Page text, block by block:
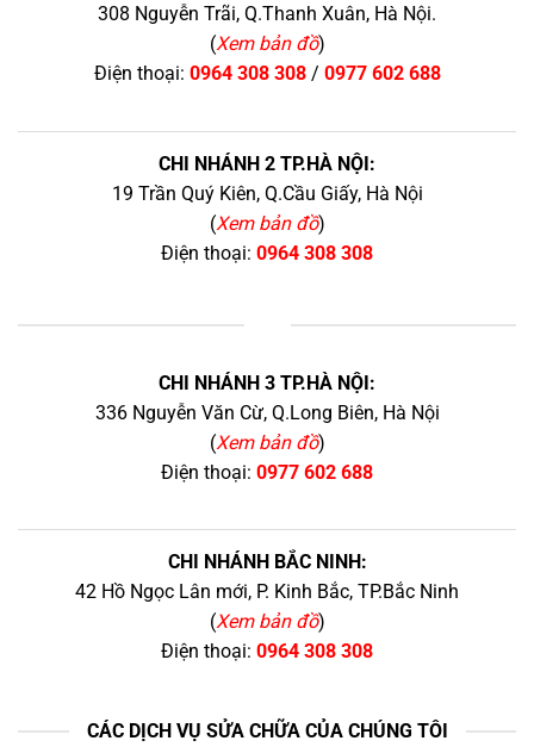
308 Nguyễn Trãi, Q.Thanh Xuân, Hà Nội.
(Xem bản đồ)
Điện thoại: 0964 308 308/ 0977 602 688
CHI NHÁNH 2 TP.HÀ NỘI:
19 Trần Quý Kiên, Q.Cầu Giấy, Hà Nội
(Xem bản đồ)
Điện thoại: 0964 308 308
CHI NHÁNH 3 TP.HÀ NỘI:
336 Nguyễn Văn Cừ, Q.Long Biên, Hà Nội
(Xem bản đồ)
Điện thoại: 0977 602 688
CHI NHÁNH BẮC NINH:
42 Hồ Ngọc Lân mới, P. Kinh Bắc, TP.Bắc Ninh
(Xem bản đồ)
Điện thoại: 0964 308 308
CÁC DỊCH VỤ SỬA CHỮA CỦA CHÚNG TÔI